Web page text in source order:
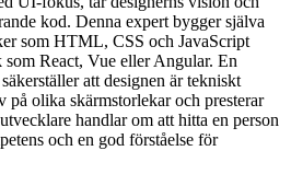
kod. Denna expert bygger själva
som HTML, CSS och JavaScript
som React, Vue eller Angular. En
att designen är tekniskt
på olika skärmstorlekar och presterar
handlar om att hitta en person
och en god förståelse för